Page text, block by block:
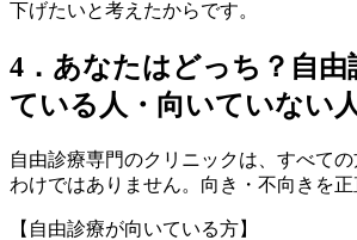
下げたいと考えたからです。
4．あなたはどっち？自由
ている人・向いていない人
自由診療専門のクリニックは、すべて
わけではありません。向き・不向きを正
【自由診療が向いている方】